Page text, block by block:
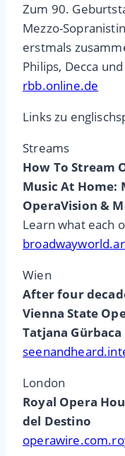
Zum 90.
Mezzo-
erstmals
Philips, Decca
rbb.online.de
Links zu
Streams
How To Stream
Music At Home:
OperaVision &
Learn what each
Wien
After four
Vienna State
Tatjana Gürbaca
London
Royal Opera
del Destino